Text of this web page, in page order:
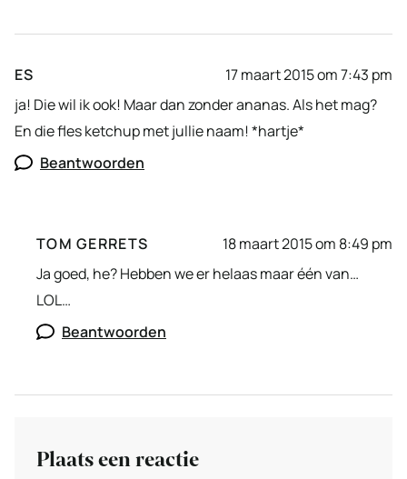
ES
17 maart 2015 om 7:43 pm
ja! Die wil ik ook! Maar dan zonder ananas. Als het mag?
En die fles ketchup met jullie naam! *hartje*
Beantwoorden
TOM GERRETS
18 maart 2015 om 8:49 pm
Ja goed, he? Hebben we er helaas maar één van…
LOL…
Beantwoorden
Plaats een reactie